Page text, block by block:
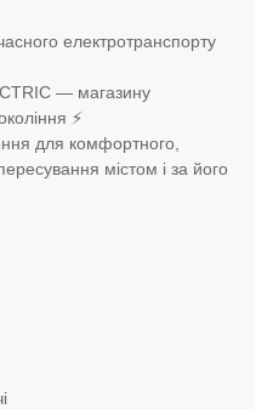
електротранспорту
— магазину
⚡
для комфортного,
містом і за його